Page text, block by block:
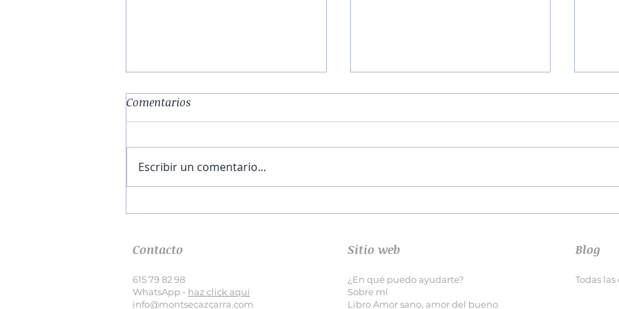
El obrador de la esperanza |
Cómo superar una ruptura
Comentarios
Escribir un comentario...
Contacto
615 79 82 98
WhatsApp - haz click aquí
info@montsecazcarra.com
Sitio web
¿En qué puedo ayudarte?
Sobre mí
Libro Amor sano, amor del bueno
Blog
Todas